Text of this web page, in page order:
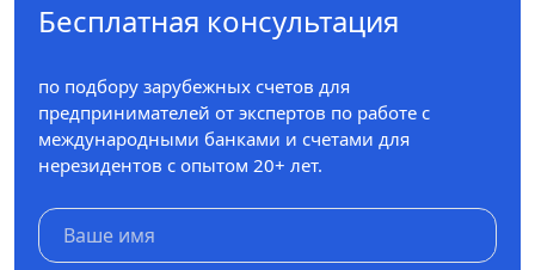
Бесплатная консультация
по подбору зарубежных счетов для
предпринимателей от экспертов по работе с
международными банками и счетами для
нерезидентов с опытом 20+ лет.